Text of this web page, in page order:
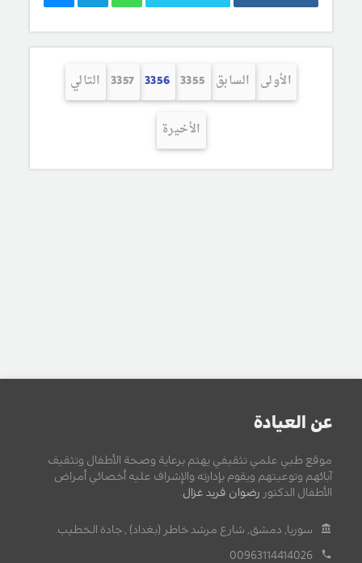
الأولى السابق 3355
3356
3357 التالي
الأخيرة
عن العيادة
موقع طبي علمي تثقيفي يهتم برعاية وصحة الأطفال وتثقيف
آبائهم وتوعيتهم ويقوم بإدارته والإشراف عليه أخصائي أمراض
الأطفال الدكتور رضوان فريد غزال.
سوريا, دمشق, شارع مرشد خاطر (بغداد) , جادة الخطيب.
00963114414026